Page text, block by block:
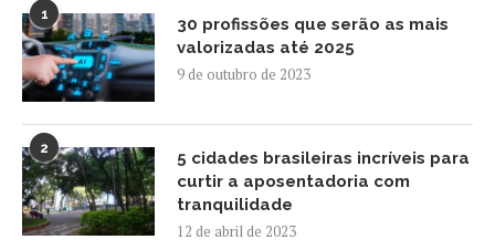
1
30 profissões que serão as mais
valorizadas até 2025
9 de outubro de 2023
2
5 cidades brasileiras incríveis para
curtir a aposentadoria com
tranquilidade
12 de abril de 2023